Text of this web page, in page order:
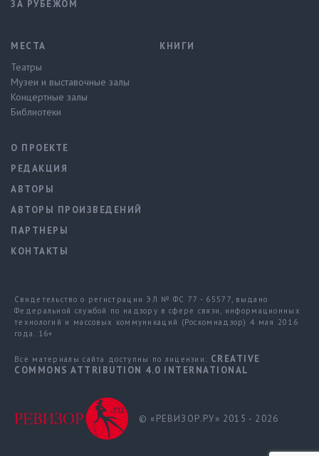
ЗА РУБЕЖОМ
МЕСТА
Театры
Музеи и выставочные залы
Концертные залы
Библиотеки
КНИГИ
О ПРОЕКТЕ
РЕДАКЦИЯ
АВТОРЫ
АВТОРЫ ПРОИЗВЕДЕНИЙ
ПАРТНЕРЫ
КОНТАКТЫ
Свидетельство о регистрации ЭЛ № ФС 77 - 65577, выдано
Федеральной службой по надзору в сфере связи, информационных
технологий и массовых коммуникаций (Роскомнадзор) 4 мая 2016
года. 16+
Все материалы сайта доступны по лицензии: CREATIVE
COMMONS ATTRIBUTION 4.0 INTERNATIONAL
© «РЕВИЗОР.РУ» 2015 - 2026